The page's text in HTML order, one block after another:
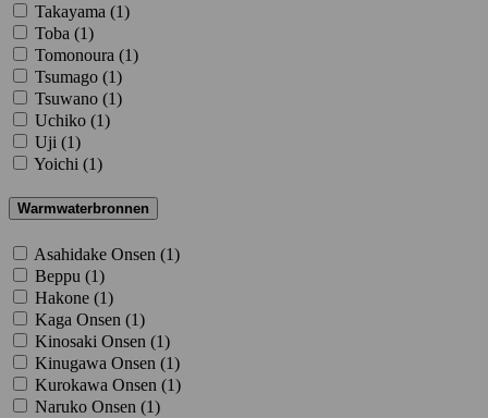
Takayama (1)
Toba (1)
Tomonoura (1)
Tsumago (1)
Tsuwano (1)
Uchiko (1)
Uji (1)
Yoichi (1)
Warmwaterbronnen
Asahidake Onsen (1)
Beppu (1)
Hakone (1)
Kaga Onsen (1)
Kinosaki Onsen (1)
Kinugawa Onsen (1)
Kurokawa Onsen (1)
Naruko Onsen (1)